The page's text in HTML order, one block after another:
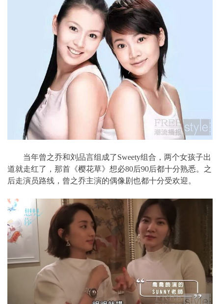
当年曾之乔和刘品言组成了Sweety组合，两个女孩子出
道就走红了，那首《樱花草》想必80后90后都十分熟悉。之
后走演员路线，曾之乔主演的偶像剧也都十分受欢迎。